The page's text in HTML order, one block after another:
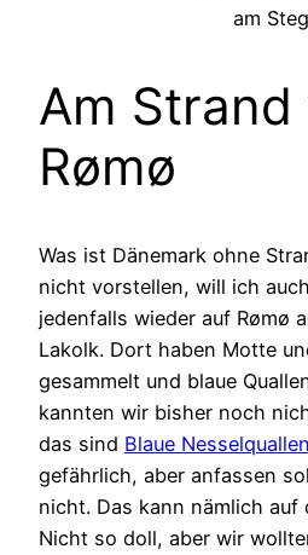
am Steg
Am Strand
Rømø
Was ist Dänemark ohne
nicht vorstellen, will ich
jedenfalls wieder auf Rømø
Lakolk. Dort haben Motte
gesammelt und blaue
kannten wir bisher noch
das sind Blaue Nesselquallen
gefährlich, aber anfassen
nicht. Das kann nämlich auf
Nicht so doll, aber wir